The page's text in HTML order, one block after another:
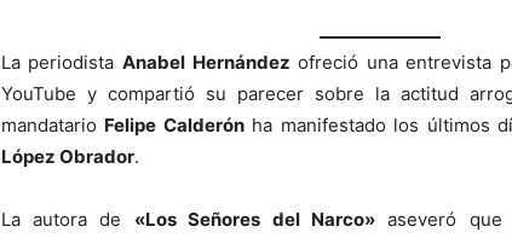
La periodista Anabel Hernández ofreció una entrevista
YouTube y compartió su parecer sobre la actitud
mandatario Felipe Calderónha manifestado los últimos
López Obrador.
La autora de «Los Señores del Narco» aseveró que